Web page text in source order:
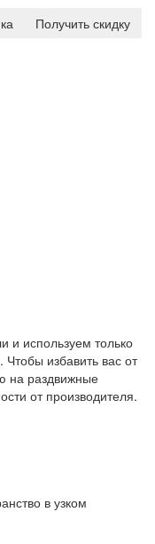
Получить скидку
используем только
избавить вас от
на раздвижные
от производителя.
в узком